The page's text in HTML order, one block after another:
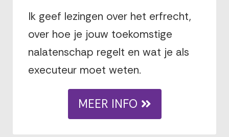
Ik geef lezingen over het erfrecht,
over hoe je jouw toekomstige
nalatenschap regelt en wat je als
executeur moet weten.
MEER INFO